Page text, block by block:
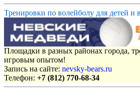
Тренировки по волейболу для детей и
Площадки в разных районах города,
игровым опытом!
Запись на сайте: nevsky-bears.ru
Телефон: +7 (812) 770-68-34